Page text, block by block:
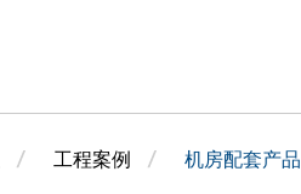
工程案例 机房配套产品